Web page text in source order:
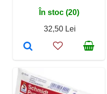
În stoc (20)
32,50 Lei